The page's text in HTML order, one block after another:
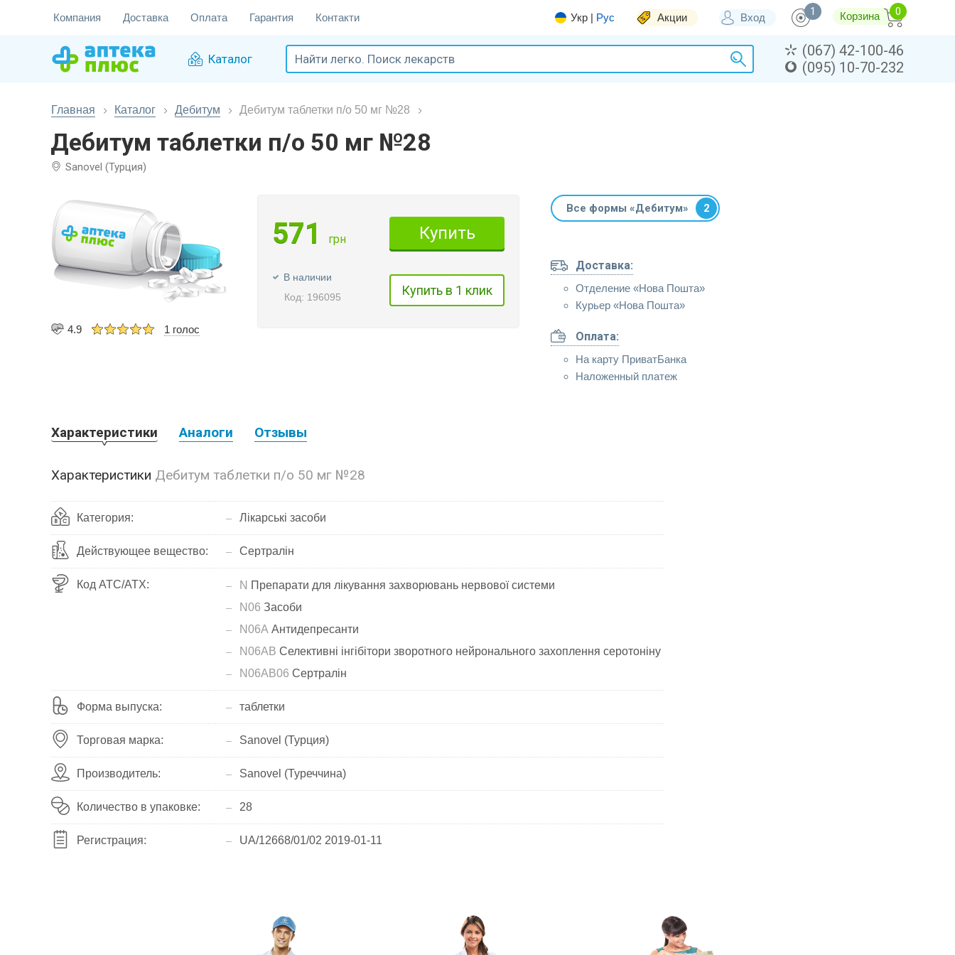
Компания Доставка Оплата Гарантия Контакти Укр | Рус Акции Вход 1 Корзина
Каталог
(067) 42-100-46
(095) 10-70-232
Главная Каталог Дебитум Дебитум таблетки п/о 50 мг №28
Дебитум таблетки п/о 50 мг №28
Sanovel (Турция)
4.9 1 голос
571 грн
В наличии
Код: 196095
Купить
Купить в 1 клик
Все формы «Дебитум» 2
Доставка:
Отделение «Нова Пошта»
Курьер «Нова Пошта»
Оплата:
На карту ПриватБанка
Наложенный платеж
Характеристики Аналоги Отзывы
Характеристики Дебитум таблетки п/о 50 мг №28
Категория: Лікарські засоби
Действующее вещество: Сертралін
Код АТС/ATX: N Препарати для лікування захворювань нервової системи
N06 Засоби
N06A Антидепресанти
N06AB Селективні інгібітори зворотного нейронального захоплення серотоніну
N06AB06 Сертралін
Форма выпуска: таблетки
Торговая марка: Sanovel (Турция)
Производитель: Sanovel (Туреччина)
Количество в упаковке: 28
Регистрация: UA/12668/01/02 2019-01-11